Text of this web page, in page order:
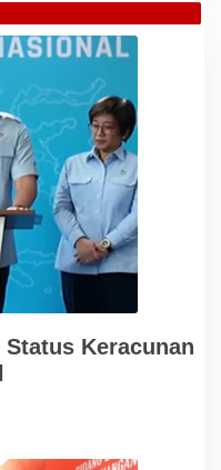
Keracunan